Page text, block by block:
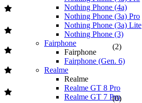
Nothing Phone (4a)
Nothing Phone (3a) Pro
Nothing Phone (3a) Lite
Nothing Phone (3)
Fairphone
Fairphone
Fairphone (Gen. 6)
Realme
Realme
Realme GT 8 Pro
Realme GT 7 Pro
(2)
(0)